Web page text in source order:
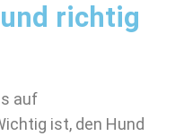
richtig
auf
ist, den Hund